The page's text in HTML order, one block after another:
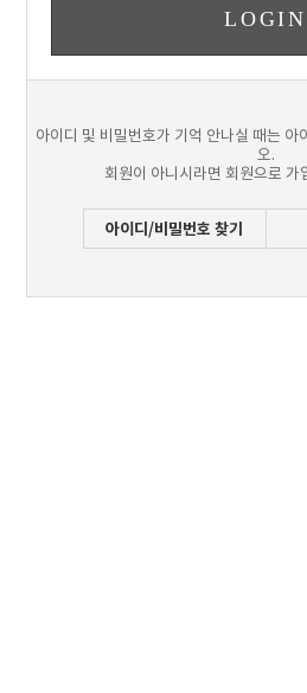
아이디 및 비밀번호가 기억 안나실 때는 아
오.
회원이 아니시라면 회원으로 가
아이디/비밀번호 찾기